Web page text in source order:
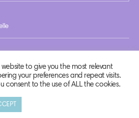
to give you the most relevant
your preferences and repeat visits.
consent to the use of ALL the cookies.